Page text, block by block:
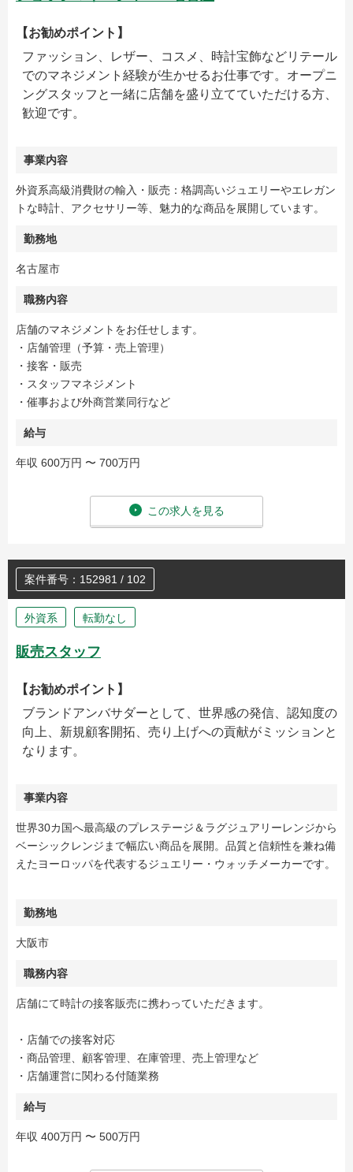
【お勧めポイント】
ファッション、レザー、コスメ、時計宝飾などリテール
でのマネジメント経験が生かせるお仕事です。オープニ
ングスタッフと一緒に店舗を盛り立てていただける方、
歓迎です。
事業内容
外資系高級消費財の輸入・販売：格調高いジュエリーやエレガン
トな時計、アクセサリー等、魅力的な商品を展開しています。
勤務地
名古屋市
職務内容
店舗のマネジメントをお任せします。
・店舗管理（予算・売上管理）
・接客・販売
・スタッフマネジメント
・催事および外商営業同行など
給与
年収 600万円 〜 700万円
この求人を見る
案件番号：152981 / 102
外資系 転勤なし
販売スタッフ
【お勧めポイント】
ブランドアンバサダーとして、世界感の発信、認知度の
向上、新規顧客開拓、売り上げへの貢献がミッションと
なります。
事業内容
世界30カ国へ最高級のプレステージ＆ラグジュアリーレンジから
ベーシックレンジまで幅広い商品を展開。品質と信頼性を兼ね備
えたヨーロッパを代表するジュエリー・ウォッチメーカーです。
勤務地
大阪市
職務内容
店舗にて時計の接客販売に携わっていただきます。
・店舗での接客対応
・商品管理、顧客管理、在庫管理、売上管理など
・店舗運営に関わる付随業務
給与
年収 400万円 〜 500万円